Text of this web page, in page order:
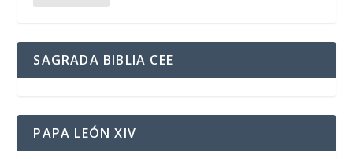
SAGRADA BIBLIA CEE
PAPA LEÓN XIV